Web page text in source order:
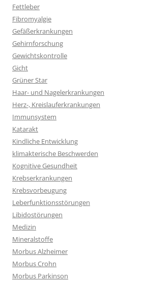
Fettleber
Fibromyalgie
Gefäßerkrankungen
Gehirnforschung
Gewichtskontrolle
Gicht
Grüner Star
Haar- und Nagelerkrankungen
Herz-, Kreislauferkrankungen
Immunsystem
Katarakt
Kindliche Entwicklung
klimakterische Beschwerden
Kognitive Gesundheit
Krebserkrankungen
Krebsvorbeugung
Leberfunktionsstörungen
Libidostörungen
Medizin
Mineralstoffe
Morbus Alzheimer
Morbus Crohn
Morbus Parkinson